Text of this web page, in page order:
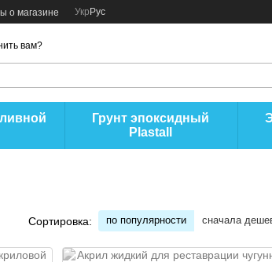
о магазине Укр Рус
вам?
Грунт эпоксидный
Plastall
Сортировка: по популярности сначала